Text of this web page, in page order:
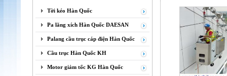
Tời kéo Hàn Quốc
Pa lăng xích Hàn Quốc DAESAN
Palang cầu trục cáp điện Hàn Quốc
Cầu trục Hàn Quốc KH
Motor giảm tốc KG Hàn Quốc